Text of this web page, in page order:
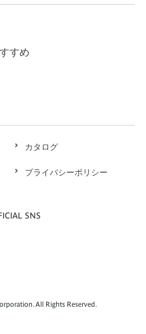
カタログ
プライバシーポリシー
SNS
すめ
All Rights Reserved.